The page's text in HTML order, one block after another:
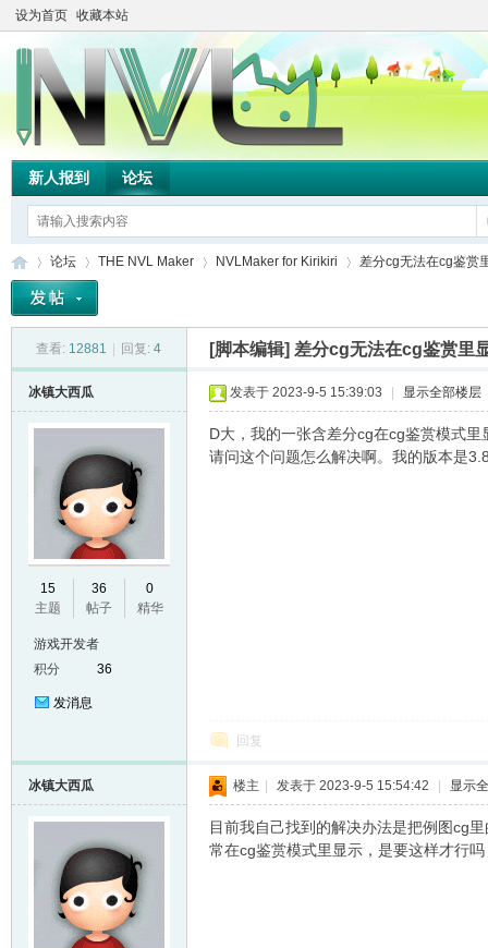
设为首页 收藏本站
新人报到 论坛
论坛
›
THE NVL Maker NVLMaker for Kirikiri
›
差分cg无法在cg鉴赏
查看: 12881 回复: 4 [脚本编辑] 差分cg无法在cg鉴赏里
冰镇大西瓜
15
主题
36
帖子
0
精华
游戏开发者
积分
36
发消息
发表于 2023-9-5 15:39:03 显示全部楼层
D大，我的一张含差分cg在cg鉴赏模式
请问这个问题怎么解决啊。我的版本是
回复
冰镇大西瓜 楼主 发表于 2023-9-5 15:54:42 显示
目前我自己找到的解决办法是把例图cg
常在cg鉴赏模式里显示，是要这样才行吗